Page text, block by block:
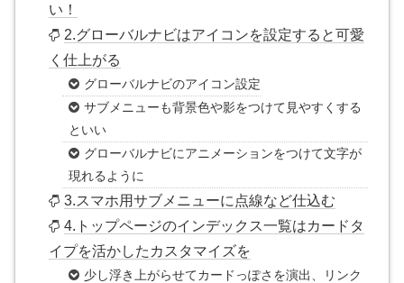
い！
2.グローバルナビはアイコンを設定すると可愛
く仕上がる
グローバルナビのアイコン設定
サブメニューも背景色や影をつけて見やすくする
といい
グローバルナビにアニメーションをつけて文字が
現れるように
3.スマホ用サブメニューに点線など仕込む
4.トップページのインデックス一覧はカードタ
イプを活かしたカスタマイズを
少し浮き上がらせてカードっぽさを演出、リンク